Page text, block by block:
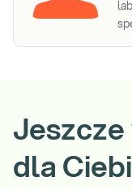
Jeszcze
dla